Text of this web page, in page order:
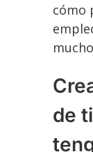
cómo
de